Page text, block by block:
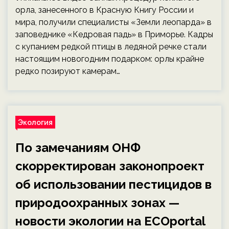
орла, занесенного в Красную Книгу России и
мира, получили специалисты «Земли леопарда» в
заповеднике «Кедровая падь» в Приморье. Кадры
с купанием редкой птицы в ледяной речке стали
настоящим новогодним подарком: орлы крайне
редко позируют камерам…
Экология
По замечаниям ОНФ
скорректирован законопроект
об использовании пестицидов в
природоохранных зонах —
новости экологии на ECOportal